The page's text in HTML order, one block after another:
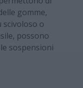
gomme,
o
possono
sospensioni